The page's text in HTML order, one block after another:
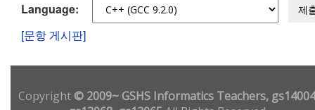
Language: 제
[문항 게시판]
Copyright© 2009~ GSHS Informatics Teachers,